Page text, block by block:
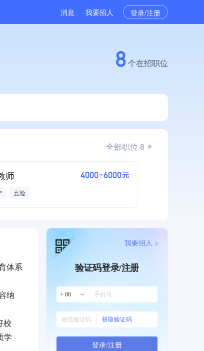
消息 我要招人 登录/注册
8个在招职位
全部职位·8
师 4000-6000元
五险
体系
纳
校
学
验证码登录/注册
+ 86
获取验证码
登录/注册
我要招人 >